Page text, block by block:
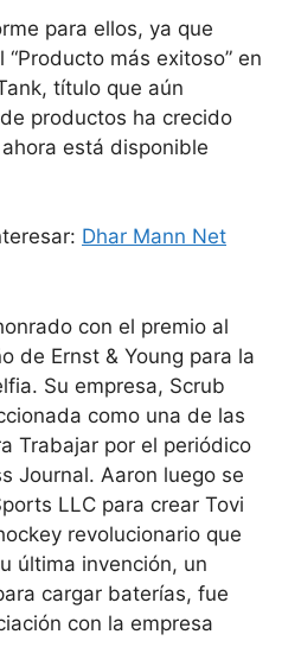
para ellos, ya que
más exitoso” en
título que aún
productos ha crecido
está disponible
Dhar Mann Net
con el premio al
de Ernst & Young para la
Su empresa, Scrub
como una de las
Trabajar por el periódico
Journal. Aaron luego se
LLC para crear Tovi
revolucionario que
última invención, un
cargar baterías, fue
con la empresa